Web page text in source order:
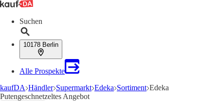
Suchen
10178 Berlin
Alle Prospekte
kaufDA Händler Supermarkt Edeka Sortiment Edeka
Putengeschnetzeltes Angebot